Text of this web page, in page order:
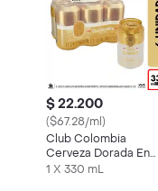
$ 22.200
($67.28/ml)
Club Colombia
Cerveza Dorada En
Lata 330 ML X6 Unds
1 X 330 mL